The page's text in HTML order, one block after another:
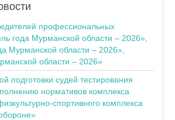
профессиональных
года Мурманской области – 2026»,
Мурманской области – 2026»,
области – 2026»
подготовки судей тестирования
нормативов комплекса
спортивного комплекса